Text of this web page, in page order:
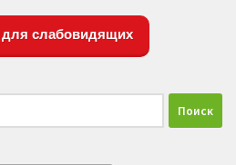
для слабовидящих